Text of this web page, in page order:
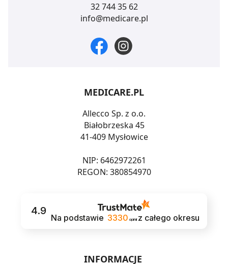
32 744 35 62
info@medicare.pl
MEDICARE.PL
Allecco Sp. z o.o.
Białobrzeska 45
41-409 Mysłowice
NIP: 6462972261
REGON: 380854970
4.9
Na podstawie 3330 opinii z całego okresu
INFORMACJE